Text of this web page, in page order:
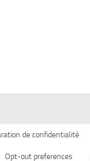
de confidentialité
Opt-out preferences